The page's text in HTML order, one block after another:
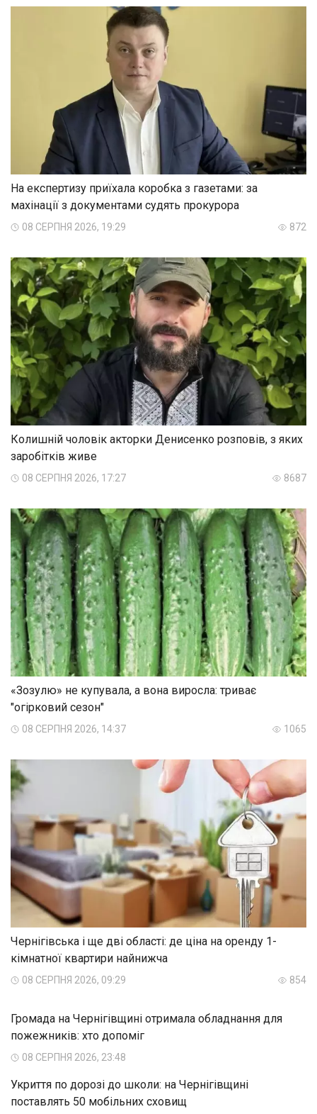
На експертизу приїхала коробка з газетами: за
махінації з документами судять прокурора
08 СЕРПНЯ 2026, 19:29 872
Колишній чоловік акторки Денисенко розповів, з яких
заробітків живе
08 СЕРПНЯ 2026, 17:27 8687
«Зозулю» не купувала, а вона виросла: триває
"огірковий сезон"
08 СЕРПНЯ 2026, 14:37 1065
Чернігівська і ще дві області: де ціна на оренду 1-
кімнатної квартири найнижча
08 СЕРПНЯ 2026, 09:29 854
Громада на Чернігівщині отримала обладнання для
пожежників: хто допоміг
08 СЕРПНЯ 2026, 23:48
Укриття по дорозі до школи: на Чернігівщині
поставлять 50 мобільних сховищ